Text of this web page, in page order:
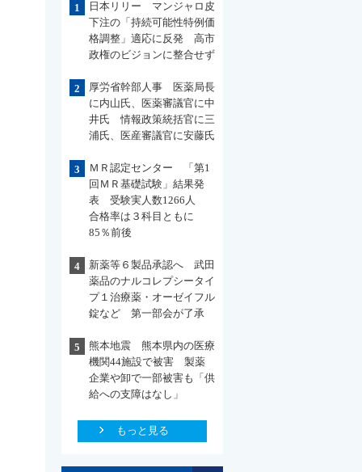
1
日本リリー マンジャロ皮
下注の「持続可能性特例価
格調整」適応に反発 高市
政権のビジョンに整合せず
2
厚労省幹部人事 医薬局長
に内山氏、医薬審議官に中
井氏 情報政策統括官に三
浦氏、医産審議官に安藤氏
3
ＭＲ認定センター 「第1
回ＭＲ基礎試験」結果発
表 受験実人数1266人
合格率は３科目ともに
85％前後
4
新薬等６製品承認へ 武田
薬品のナルコレプシータイ
プ１治療薬・オーゼイフル
錠など 第一部会が了承
5
熊本地震 熊本県内の医療
機関44施設で被害 製薬
企業や卸で一部被害も「供
給への支障はなし」
もっと見る